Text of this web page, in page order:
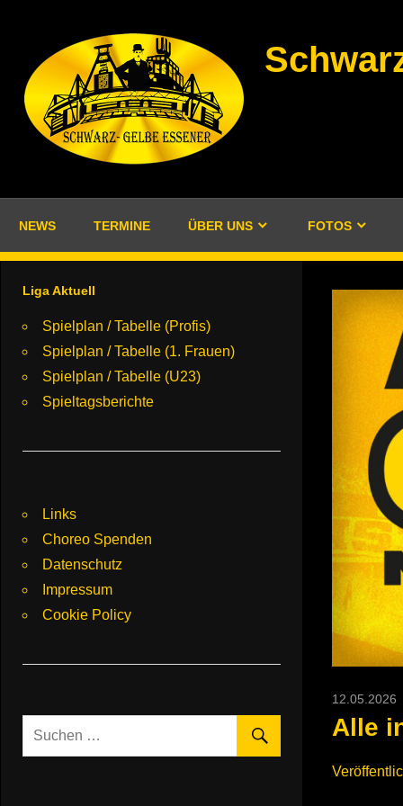
springen
NEWS TERMINE ÜBER UNS FOTOS
12.05.2026
Alle
Liga Aktuell
Spielplan / Tabelle (Profis)
Spielplan / Tabelle (1. Frauen)
Spielplan / Tabelle (U23)
Spieltagsberichte
Links
Choreo Spenden
Datenschutz
Impressum
Cookie Policy